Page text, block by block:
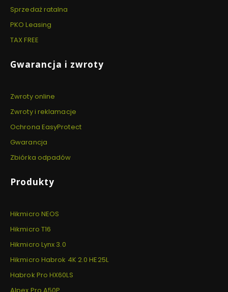
Sprzedaż ratalna
PKO Leasing
TAX FREE
Gwarancja i zwroty
Zwroty online
Zwroty i reklamacje
Ochrona EasyProtect
Gwarancja
Zbiórka odpadów
Produkty
Hikmicro NEOS
Hikmicro T16
Hikmicro Lynx 3.0
Hikmicro Habrok 4K 2.0 HE25L
Habrok Pro HX60LS